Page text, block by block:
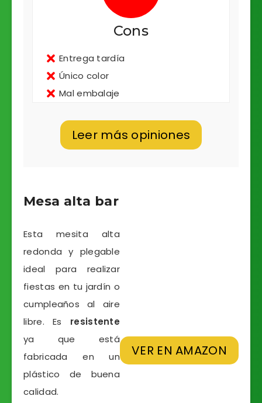
Cons
Entrega tardía
Único color
Mal embalaje
Leer más opiniones
Mesa alta bar
VER EN AMAZON
Esta mesita alta
redonda y plegable
ideal para realizar
fiestas en tu jardín o
cumpleaños al aire
libre. Es resistente
ya que está
fabricada en un
plástico de buena
calidad.